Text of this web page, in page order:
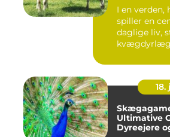
I en verden,
spiller en
daglige liv,
18.
Ultimative
Dyreejere